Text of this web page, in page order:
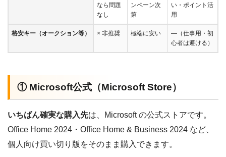
なら問題
なし
ンペーン次
第
い・ポイント活
用
格安キー（オークション等） × 非推奨 極端に安い
—（仕事用・初
心者は避ける）
① Microsoft公式（Microsoft Store）
いちばん確実な購入先は、Microsoft の公式ストアです。
Office Home 2024・Office Home & Business 2024 など、
個人向け買い切り版をそのまま購入できます。